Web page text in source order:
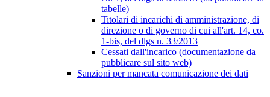
tabelle)
Titolari di incarichi di amministrazione, di
direzione o di governo di cui all'art. 14, co.
1-bis, del dlgs n. 33/2013
Cessati dall'incarico (documentazione da
pubblicare sul sito web)
Sanzioni per mancata comunicazione dei dati